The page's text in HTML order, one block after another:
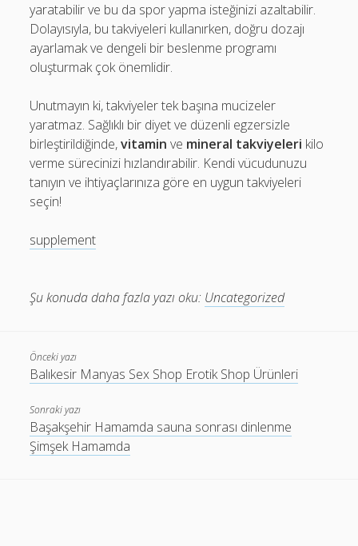
yaratabilir ve bu da spor yapma isteğinizi azaltabilir.
Dolayısıyla, bu takviyeleri kullanırken, doğru dozajı
ayarlamak ve dengeli bir beslenme programı
oluşturmak çok önemlidir.
Unutmayın ki, takviyeler tek başına mucizeler
yaratmaz. Sağlıklı bir diyet ve düzenli egzersizle
birleştirildiğinde,vitamin ve mineral takviyeleri kilo
verme sürecinizi hızlandırabilir. Kendi vücudunuzu
tanıyın ve ihtiyaçlarınıza göre en uygun takviyeleri
seçin!
supplement
Şu konuda daha fazla yazı oku: Uncategorized
Önceki yazı
Balıkesir Manyas Sex Shop Erotik Shop Ürünleri
Sonraki yazı
Başakşehir Hamamda sauna sonrası dinlenme
Şimşek Hamamda